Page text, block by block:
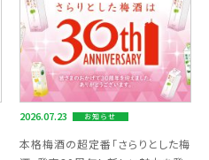
2026.07.23 お知らせ
本格梅酒の超定番「さらりとした梅